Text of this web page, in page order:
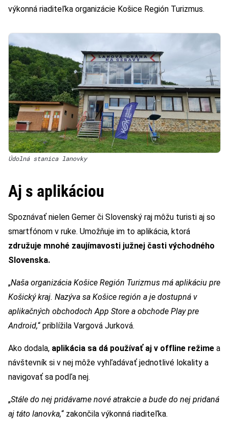
výkonná riaditeľka organizácie Košice Región Turizmus.
Údolná stanica lanovky
Aj s aplikáciou
Spoznávať nielen Gemer či Slovenský raj môžu turisti aj so
smartfónom v ruke. Umožňuje im to aplikácia, ktorá
združuje mnohé zaujímavosti južnej časti východného
Slovenska.
„Naša organizácia Košice Región Turizmus má aplikáciu pre
Košický kraj. Nazýva sa Košice región a je dostupná v
aplikačných obchodoch App Store a obchode Play pre
Android,“ priblížila Vargová Jurková.
Ako dodala, aplikácia sa dá používať aj v offline režime a
návštevník si v nej môže vyhľadávať jednotlivé lokality a
navigovať sa podľa nej.
„Stále do nej pridávame nové atrakcie a bude do nej pridaná
aj táto lanovka,“ zakončila výkonná riaditeľka.